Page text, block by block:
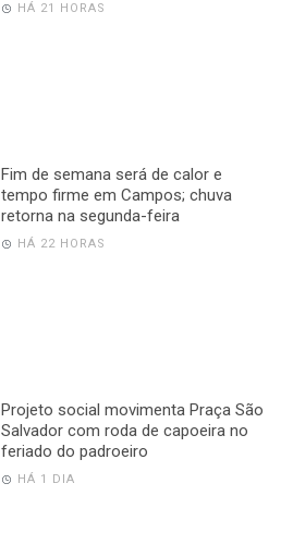
HÁ 21 HORAS
Fim de semana será de calor e
tempo firme em Campos; chuva
retorna na segunda-feira
HÁ 22 HORAS
Projeto social movimenta Praça São
Salvador com roda de capoeira no
feriado do padroeiro
HÁ 1 DIA